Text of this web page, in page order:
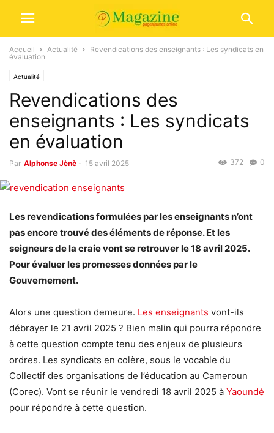
Accueil Actualité
Revendications des enseignants : Les syndicats en
évaluation
Actualité
Revendications des
enseignants : Les syndicats
en évaluation
Par Alphonse Jènè - 15 avril 2025 0
372
Les revendications formulées par les enseignants n’ont
pas encore trouvé des éléments de réponse. Et les
seigneurs de la craie vont se retrouver le 18 avril 2025.
Pour évaluer les promesses données par le
Gouvernement.
Alors une question demeure. Les enseignants vont-ils
débrayer le 21 avril 2025 ? Bien malin qui pourra répondre
à cette question compte tenu des enjeux de plusieurs
ordres. Les syndicats en colère, sous le vocable du
Collectif des organisations de l’éducation au Cameroun
(Corec). Vont se réunir le vendredi 18 avril 2025 à Yaoundé
pour répondre à cette question.